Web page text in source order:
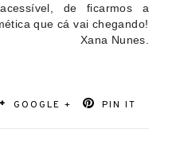
de ficarmos a
que cá vai chegando!
Xana Nunes.
GOOGLE + PIN IT